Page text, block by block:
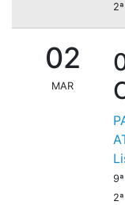
02
MAR